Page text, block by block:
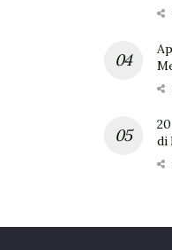
di